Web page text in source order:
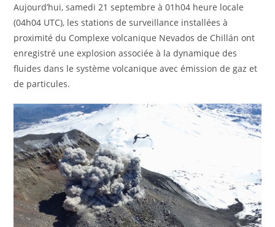
Aujourd’hui, samedi 21 septembre à 01h04 heure locale
(04h04 UTC), les stations de surveillance installées à
proximité du Complexe volcanique Nevados de Chillán ont
enregistré une explosion associée à la dynamique des
fluides dans le système volcanique avec émission de gaz et
de particules.